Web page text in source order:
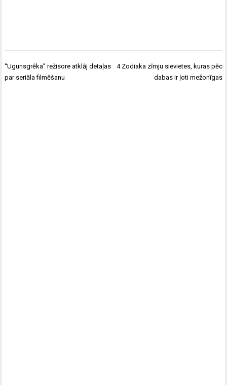
Ziņu
izvēlne
“Ugunsgrēka” režisore atklāj detaļas
par seriāla filmēšanu
4 Zodiaka zīmju sievietes, kuras pēc
dabas ir ļoti mežonīgas